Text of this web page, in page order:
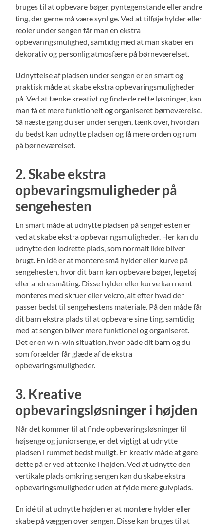
bruges til at opbevare bøger, pyntegenstande eller andre
ting, der gerne må være synlige. Ved at tilføje hylder eller
reoler under sengen får man en ekstra
opbevaringsmulighed, samtidig med at man skaber en
dekorativ og personlig atmosfære på børneværelset.
Udnyttelse af pladsen under sengen er en smart og
praktisk måde at skabe ekstra opbevaringsmuligheder
på. Ved at tænke kreativt og finde de rette løsninger, kan
man få et mere funktionelt og organiseret børneværelse.
Så næste gang du ser under sengen, tænk over, hvordan
du bedst kan udnytte pladsen og få mere orden og rum
på børneværelset.
2. Skabe ekstra
opbevaringsmuligheder på
sengehesten
En smart måde at udnytte pladsen på sengehesten er
ved at skabe ekstra opbevaringsmuligheder. Her kan du
udnytte den lodrette plads, som normalt ikke bliver
brugt. En idé er at montere små hylder eller kurve på
sengehesten, hvor dit barn kan opbevare bøger, legetøj
eller andre småting. Disse hylder eller kurve kan nemt
monteres med skruer eller velcro, alt efter hvad der
passer bedst til sengehestens materiale. På den måde får
dit barn ekstra plads til at opbevare sine ting, samtidig
med at sengen bliver mere funktionel og organiseret.
Det er en win-win situation, hvor både dit barn og du
som forælder får glæde af de ekstra
opbevaringsmuligheder.
3. Kreative
opbevaringsløsninger i højden
Når det kommer til at finde opbevaringsløsninger til
højsenge og juniorsenge, er det vigtigt at udnytte
pladsen i rummet bedst muligt. En kreativ måde at gøre
dette på er ved at tænke i højden. Ved at udnytte den
vertikale plads omkring sengen kan du skabe ekstra
opbevaringsmuligheder uden at fylde mere gulvplads.
En idé til at udnytte højden er at montere hylder eller
skabe på væggen over sengen. Disse kan bruges til at